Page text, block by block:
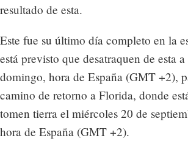
resultado de esta.
Este fue su último día completo en la
está previsto que desatraquen de esta
domingo, hora de España (GMT +2),
camino de retorno a Florida, donde
tomen tierra el miércoles 20 de
hora de España (GMT +2).